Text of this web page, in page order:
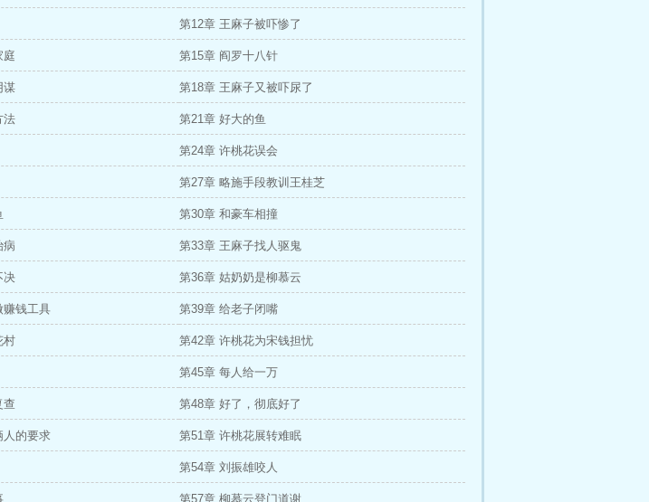
第12章 王麻子被吓惨了
庭 第15章 阎罗十八针
谋 第18章 王麻子又被吓尿了
法 第21章 好大的鱼
第24章 许桃花误会
第27章 略施手段教训王桂芝
第30章 和豪车相撞
病 第33章 王麻子找人驱鬼
决 第36章 姑奶奶是柳慕云
赚钱工具 第39章 给老子闭嘴
村 第42章 许桃花为宋钱担忧
第45章 每人给一万
查 第48章 好了，彻底好了
人的要求 第51章 许桃花展转难眠
第54章 刘振雄咬人
第57章 柳慕云登门道谢